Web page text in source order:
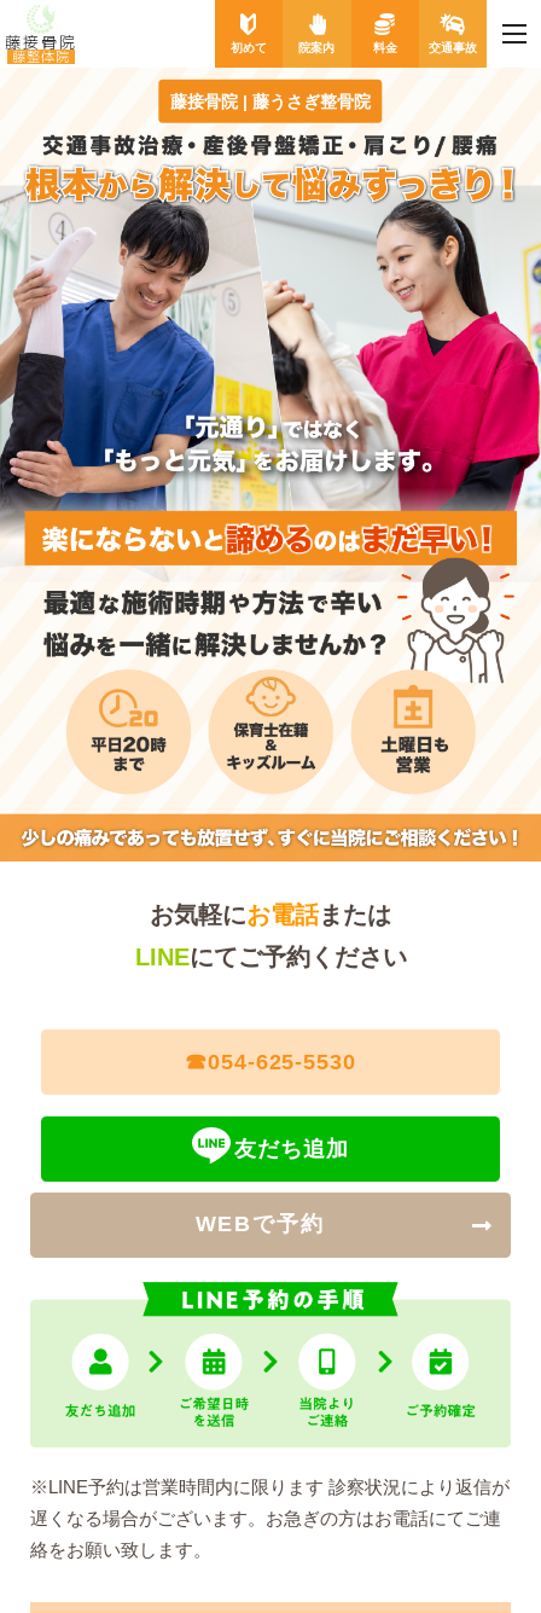
藤接骨院
藤整体院 初めて 院案内 料金 交通事故
藤接骨院 | 藤うさぎ整骨院
お気軽にお電話または
LINEにてご予約ください
☎︎054-625-5530
友だち追加
WEBで予約
※LINE予約は営業時間内に限ります 診察状況により返信が
遅くなる場合がございます。お急ぎの方はお電話にてご連
絡をお願い致します。